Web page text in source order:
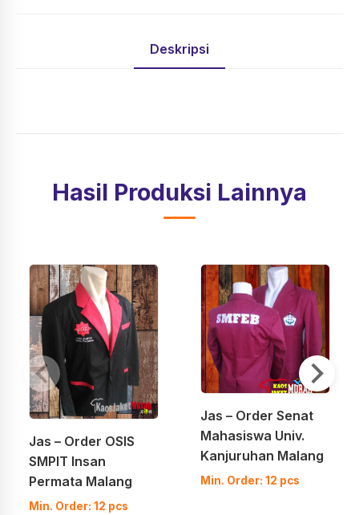
Deskripsi
Hasil Produksi Lainnya
Jas – Order OSIS
SMPIT Insan
Permata Malang
Min. Order: 12 pcs
Jas – Order Senat
Mahasiswa Univ.
Kanjuruhan Malang
Min. Order: 12 pcs